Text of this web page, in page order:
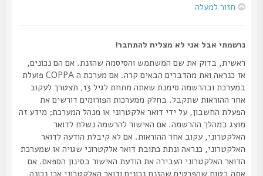
חזור למעלה
נרשמתי אבל אני לא מצליח להתחבר!
ראשית, בדוק את שם המשתמש והסיסמה שהזנת. אם הם נכונים,
אז כנראה ואת מהדברים הבאים קרה. אם מערכת ה COPPA פועלת
במערכת ובהרשמה סימנת שאתה מתחת לגיל 13, תצטרך לעקוב
אחר ההוראות שתקבל. בחלק ממערכות הפורומים דורשים את
הפעלת החשבון, על ידי דואר אלקטרוני או מנהל המערכת; מידע זה
מוצג במהלך ההרשמה. אם האישור להרשמה נשלח לדואר
האלקטרוני, עקוב אחר ההוראות. אם לא קיבלת הודעה לדואר
האלקטרוני, כנראה ונתת כתובת דואר אלקטרוני שגויה או שמערכת
הדואר האלקטרוני העבירה את הודעת האישור בסינון הספאם. אם
אתה בטוח שהפרטים שהזנת נכונים ודואר האלקטרוני אכן נכונה,